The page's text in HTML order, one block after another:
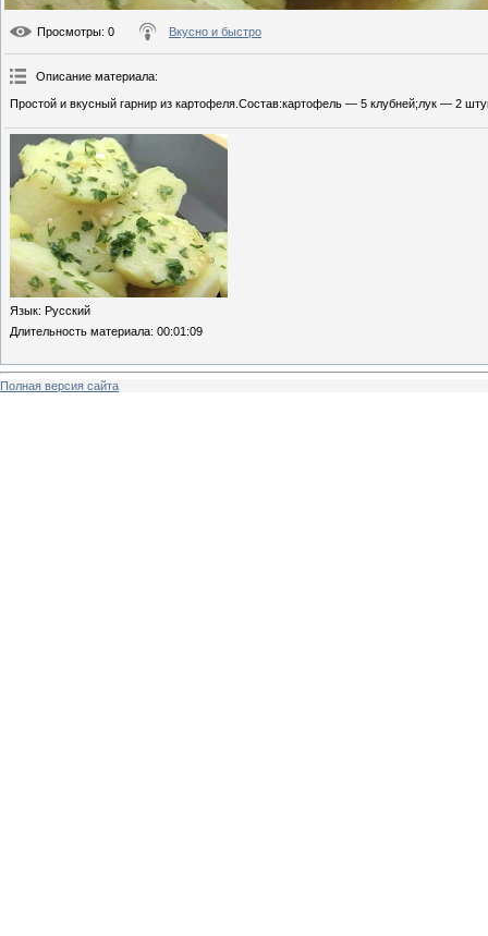
Просмотры: 0 Вкусно и быстро
Описание материала:
Простой и вкусный гарнир из картофеля.Состав:картофель — 5 клубней;лук — 2
Язык: Русский
Длительность материала: 00:01:09
Полная версия сайта